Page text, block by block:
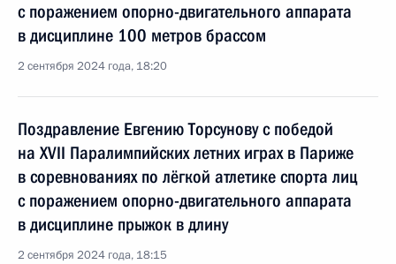
с поражением опорно-двигательного аппарата
в дисциплине 100 метров брассом
2 сентября 2024 года, 18:20
Поздравление Евгению Торсунову с победой
на XVII Паралимпийских летних играх в Париже
в соревнованиях по лёгкой атлетике спорта лиц
с поражением опорно-двигательного аппарата
в дисциплине прыжок в длину
2 сентября 2024 года, 18:15